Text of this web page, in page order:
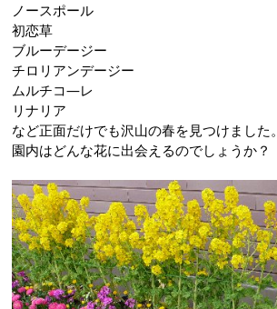
ノースポール
初恋草
ブルーデージー
チロリアンデージー
ムルチコ―レ
リナリア
など正面だけでも沢山の春を見つけました。
園内はどんな花に出会えるのでしょうか？